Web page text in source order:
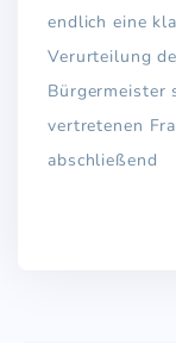
endlich eine
Verurteilung
Bürgermeister
vertretenen
abschließend